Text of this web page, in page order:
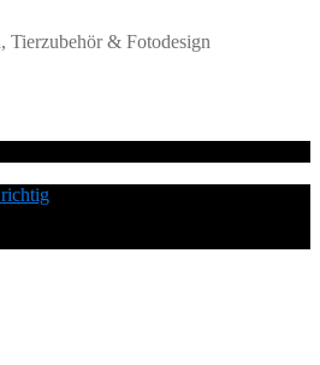
Tierzubehör & Fotodesign
richtig